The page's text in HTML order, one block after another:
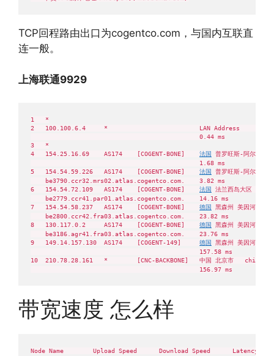
TCP回程路由出口为cogentco.com，与国内互联直
连一般。
上海联通9929
1   *
2   100.100.6.4     *                         LAN
                                              0.44 ms
3   *
4   154.25.16.69    AS174    [COGENT-BONE] 法国
普罗旺斯-阿尔卑
                                              1.68 ms
5   154.54.59.226   AS174    [COGENT-BONE] 法国
普罗旺斯-阿尔卑
    be3790.ccr32.mrs02.atlas.cogentco.com.    3.82 ms
6   154.54.72.109   AS174    [COGENT-BONE] 法国
法兰西岛大区 巴
    be2779.ccr41.par01.atlas.cogentco.com.    14.16 ms
7   154.54.58.237   AS174    [COGENT-BONE] 德国
黑森州 美因河畔
    be2800.ccr42.fra03.atlas.cogentco.com.    23.82 ms
8   130.117.0.2     AS174    [COGENT-BONE] 德国
黑森州 美因河畔
    be3186.agr41.fra03.atlas.cogentco.com.    23.76 ms
9   149.14.157.130  AS174    [COGENT-149] 德国
黑森州 美因河畔
                                              157.58 ms
10  210.78.28.161   *        [CNC-BACKBONE]   中国 北京市
带宽速度 怎么样
Node Name        Upload Speed      Download Speed